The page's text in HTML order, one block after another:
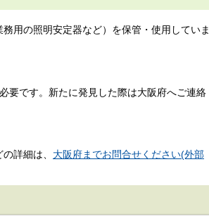
用の照明安定器など）を保管・使用していま
要です。新たに発見した際は大阪府へご連絡
詳細は、 大阪府までお問合せください(外部